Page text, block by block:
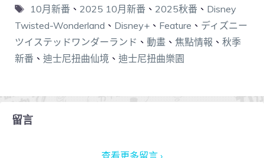
10月新番 、 2025 10月新番 、 2025秋番 、 Disney
Twisted-Wonderland 、 Disney+ 、 Feature 、 ディズニー
ツイステッドワンダーランド 、 動畫 、 焦點情報 、 秋季
新番 、 迪士尼扭曲仙境 、 迪士尼扭曲樂園
留言